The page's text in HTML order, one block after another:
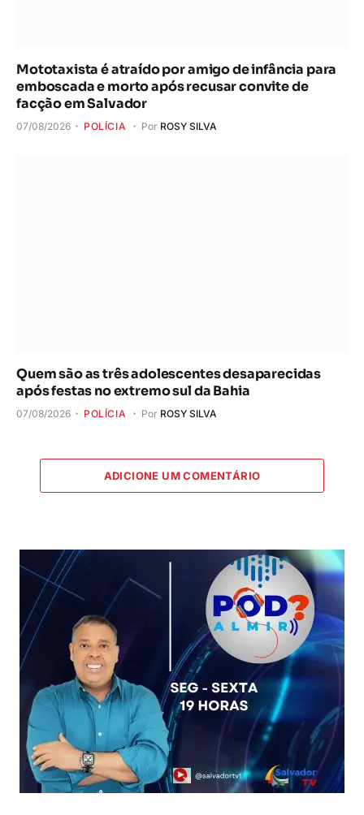
Mototaxista é atraído por amigo de infância para
emboscada e morto após recusar convite de
facção em Salvador
07/08/2026 POLÍCIA Por ROSY SILVA
Quem são as três adolescentes desaparecidas
após festas no extremo sul da Bahia
07/08/2026 POLÍCIA Por ROSY SILVA
ADICIONE UM COMENTÁRIO